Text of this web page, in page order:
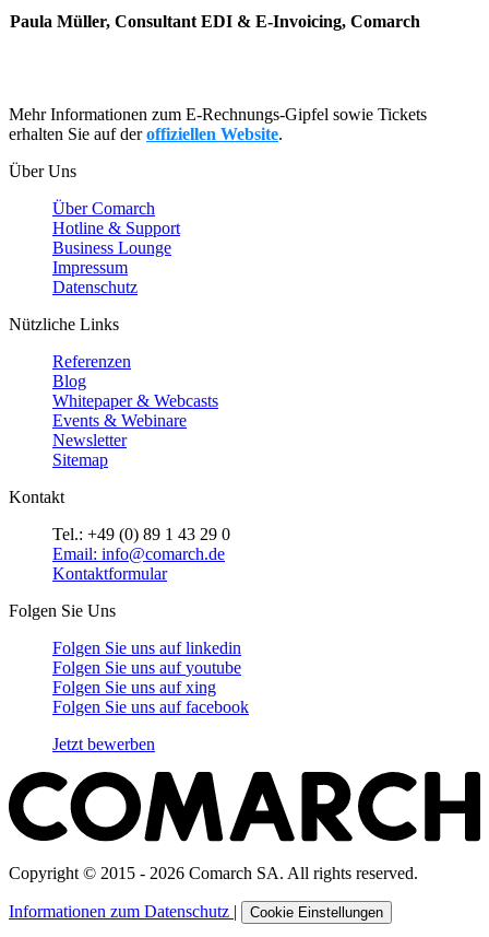
Paula Müller, Consultant EDI & E-Invoicing, Comarch
Mehr Informationen zum E-Rechnungs-Gipfel sowie Tickets
erhalten Sie auf deroffiziellen Website.
Über Uns
Über Comarch
Hotline & Support
Business Lounge
Impressum
Datenschutz
Nützliche Links
Referenzen
Blog
Whitepaper & Webcasts
Events & Webinare
Newsletter
Sitemap
Kontakt
Tel.: +49 (0) 89 1 43 29 0
Email: info@comarch.de
Kontaktformular
Folgen Sie Uns
Folgen Sie uns auflinkedin
Folgen Sie uns aufyoutube
Folgen Sie uns aufxing
Folgen Sie uns auffacebook
Jetzt bewerben
Copyright © 2015 - 2026 Comarch SA. All rights reserved.
Informationen zum Datenschutz | Cookie Einstellungen